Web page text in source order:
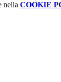
nella COOKIE